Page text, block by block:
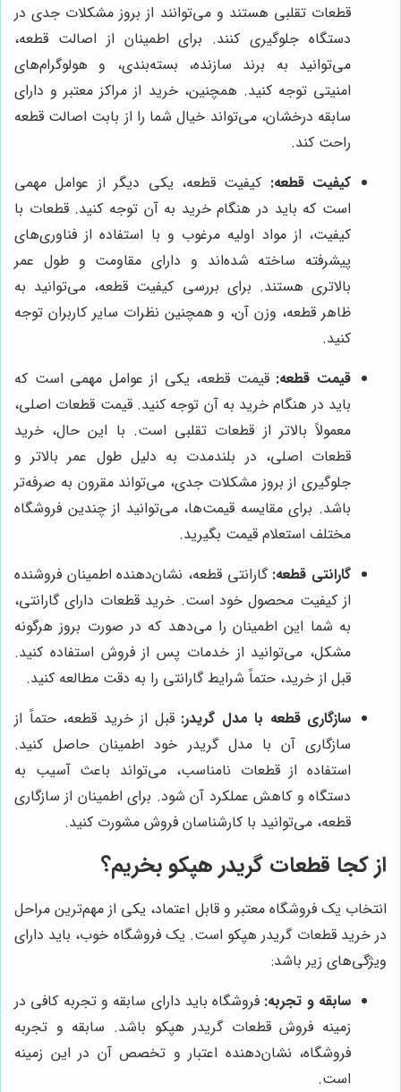
قطعات تقلبی هستند و می‌توانند از بروز مشکلات جدی در
دستگاه جلوگیری کنند. برای اطمینان از اصالت قطعه،
می‌توانید به برند سازنده، بسته‌بندی، و هولوگرام‌های
امنیتی توجه کنید. همچنین، خرید از مراکز معتبر و دارای
سابقه درخشان، می‌تواند خیال شما را از بابت اصالت قطعه
راحت کند.
کیفیت قطعه: کیفیت قطعه، یکی دیگر از عوامل مهمی
است که باید در هنگام خرید به آن توجه کنید. قطعات با
کیفیت، از مواد اولیه مرغوب و با استفاده از فناوری‌های
پیشرفته ساخته شده‌اند و دارای مقاومت و طول عمر
بالاتری هستند. برای بررسی کیفیت قطعه، می‌توانید به
ظاهر قطعه، وزن آن، و همچنین نظرات سایر کاربران توجه
کنید.
قیمت قطعه: قیمت قطعه، یکی از عوامل مهمی است که
باید در هنگام خرید به آن توجه کنید. قیمت قطعات اصلی،
معمولاً بالاتر از قطعات تقلبی است. با این حال، خرید
قطعات اصلی، در بلندمدت به دلیل طول عمر بالاتر و
جلوگیری از بروز مشکلات جدی، می‌تواند مقرون به صرفه‌تر
باشد. برای مقایسه قیمت‌ها، می‌توانید از چندین فروشگاه
مختلف استعلام قیمت بگیرید.
گارانتی قطعه: گارانتی قطعه، نشان‌دهنده اطمینان فروشنده
از کیفیت محصول خود است. خرید قطعات دارای گارانتی،
به شما این اطمینان را می‌دهد که در صورت بروز هرگونه
مشکل، می‌توانید از خدمات پس از فروش استفاده کنید.
قبل از خرید، حتماً شرایط گارانتی را به دقت مطالعه کنید.
سازگاری قطعه با مدل گریدر: قبل از خرید قطعه، حتماً از
سازگاری آن با مدل گریدر خود اطمینان حاصل کنید.
استفاده از قطعات نامناسب، می‌تواند باعث آسیب به
دستگاه و کاهش عملکرد آن شود. برای اطمینان از سازگاری
قطعه، می‌توانید با کارشناسان فروش مشورت کنید.
از کجا قطعات گریدر هپکو بخریم؟
انتخاب یک فروشگاه معتبر و قابل اعتماد، یکی از مهم‌ترین مراحل
در خرید قطعات گریدر هپکو است. یک فروشگاه خوب، باید دارای
ویژگی‌های زیر باشد:
سابقه و تجربه: فروشگاه باید دارای سابقه و تجربه کافی در
زمینه فروش قطعات گریدر هپکو باشد. سابقه و تجربه
فروشگاه، نشان‌دهنده اعتبار و تخصص آن در این زمینه
است.